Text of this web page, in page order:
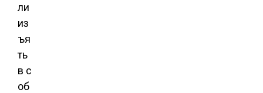
ли
из
ъя
ть
в с
об